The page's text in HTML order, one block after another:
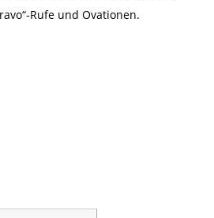
Rufe und Ovationen.